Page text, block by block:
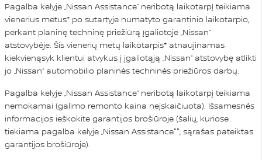
Pagalba kelyje „Nissan Assistance“ neribotą laikotarpį teikiama
vienerius metus* po sutartyje numatyto garantinio laikotarpio,
perkant planinę techninę priežiūrą įgaliotoje „Nissan“
atstovybėje. Šis vienerių metų laikotarpis* atnaujinamas
kiekvienąsyk klientui atvykus į įgaliotąją „Nissan“ atstovybę atlikti
jo „Nissan“ automobilio planinės techninės priežiūros darbų.
Pagalba kelyje „Nissan Assistance“ neribotą laikotarpį teikiama
nemokamai (galimo remonto kaina neįskaičiuota). Išsamesnės
informacijos ieškokite garantijos brošiūroje (šalių, kuriose
tiekiama pagalba kelyje „Nissan Assistance"", sąrašas pateiktas
garantijos brošiūroje).